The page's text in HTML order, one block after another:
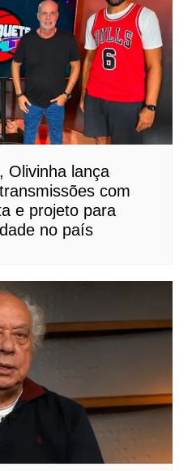
Olivinha lança
com
e projeto para
no país